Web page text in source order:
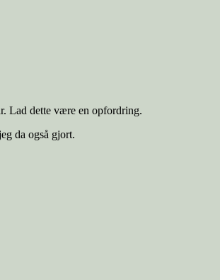
Lad dette være en opfordring.
da også gjort.